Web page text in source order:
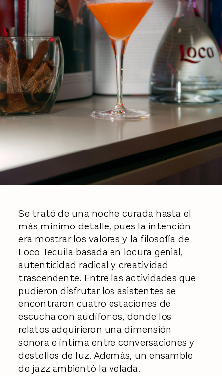
Se trató de una noche curada hasta el
más mínimo detalle, pues la intención
era mostrar los valores y la filosofía de
Loco Tequila basada en locura genial,
autenticidad radical y creatividad
trascendente. Entre las actividades que
pudieron disfrutar los asistentes se
encontraron cuatro estaciones de
escucha con audífonos, donde los
relatos adquirieron una dimensión
sonora e íntima entre conversaciones y
destellos de luz. Además, un ensamble
de jazz ambientó la velada.